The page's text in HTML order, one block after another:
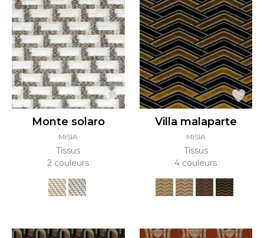
Monte solaro
MISIA
Tissus
2 couleurs
Villa malaparte
MISIA
Tissus
4 couleurs